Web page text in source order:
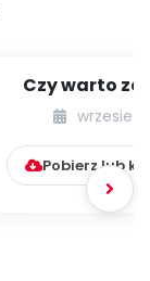
Czy warto
dzieci
wrzesień
Pobierz lub